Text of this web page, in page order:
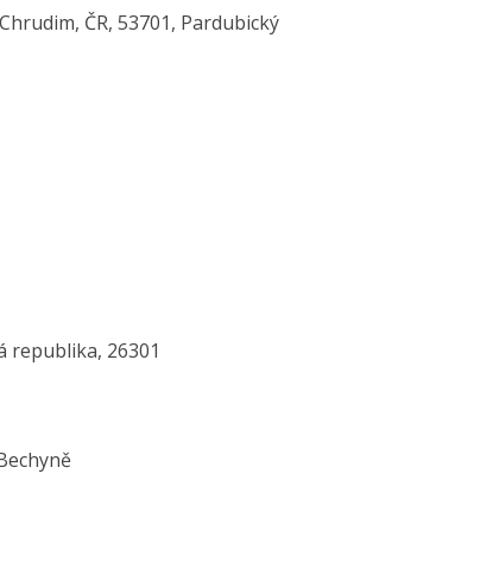
ČR, 53701, Pardubický
republika, 26301